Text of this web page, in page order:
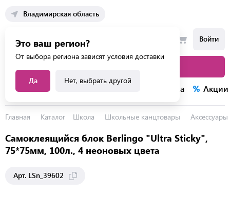
Владимирская область
Это ваш регион?
От выбора региона зависят условия доставки
Да Нет, выбрать другой
Войти
Каталог услуг Распродажа Акции
Главная Каталог Школа Школьные канцтовары
Самоклеящийся блок Berlingo "Ultra Sticky",
75*75мм, 100л., 4 неоновых цвета
Арт. LSn_39602